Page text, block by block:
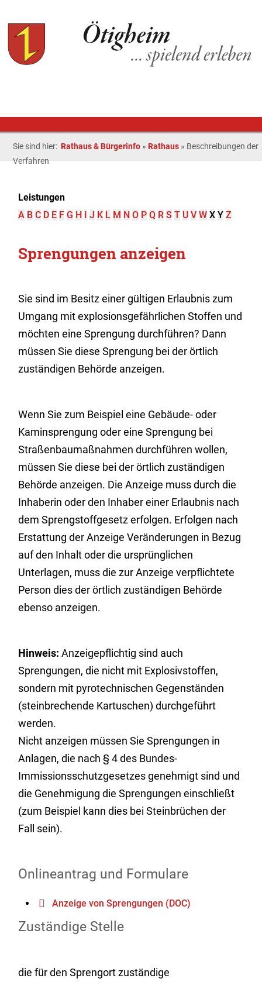
Sie sind hier: Rathaus & Bürgerinfo » Rathaus » Beschreibungen der
Verfahren
Leistungen
A B C D E F G H I J K L M N O P Q R S T U V W X Y Z
Sprengungen anzeigen
Sie sind im Besitz einer gültigen Erlaubnis zum
Umgang mit explosionsgefährlichen Stoffen und
möchten eine Sprengung durchführen? Dann
müssen Sie diese Sprengung bei der örtlich
zuständigen Behörde anzeigen.
Wenn Sie zum Beispiel eine Gebäude- oder
Kaminsprengung oder eine Sprengung bei
Straßenbaumaßnahmen durchführen wollen,
müssen Sie diese bei der örtlich zuständigen
Behörde anzeigen. Die Anzeige muss durch die
Inhaberin oder den Inhaber einer Erlaubnis nach
dem Sprengstoffgesetz erfolgen. Erfolgen nach
Erstattung der Anzeige Veränderungen in Bezug
auf den Inhalt oder die ursprünglichen
Unterlagen, muss die zur Anzeige verpflichtete
Person dies der örtlich zuständigen Behörde
ebenso anzeigen.
Hinweis: Anzeigepflichtig sind auch
Sprengungen, die nicht mit Explosivstoffen,
sondern mit pyrotechnischen Gegenständen
(steinbrechende Kartuschen) durchgeführt
werden.
Nicht anzeigen müssen Sie Sprengungen in
Anlagen, die nach § 4 des Bundes-
Immissionsschutzgesetzes genehmigt sind und
die Genehmigung die Sprengungen einschließt
(zum Beispiel kann dies bei Steinbrüchen der
Fall sein).
Onlineantrag und Formulare
Anzeige von Sprengungen (DOC)
Zuständige Stelle
die für den Sprengort zuständige